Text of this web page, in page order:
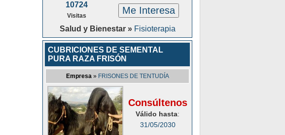
10724
Visitas Me Interesa
Salud y Bienestar » Fisioterapia
CUBRICIONES DE SEMENTAL
PURA RAZA FRISÓN
Empresa » FRISONES DE TENTUDÍA
Consúltenos
Válido hasta:
31/05/2030